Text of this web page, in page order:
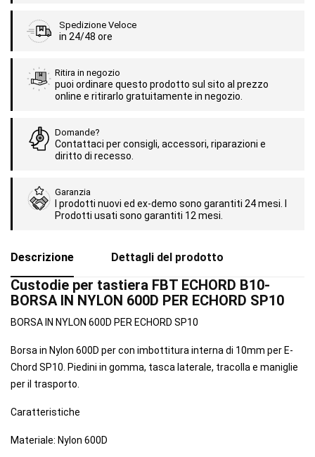
Spedizione Veloce
in 24/48 ore
Ritira in negozio
puoi ordinare questo prodotto sul sito al prezzo
online e ritirarlo gratuitamente in negozio.
Domande?
Contattaci per consigli, accessori, riparazioni e
diritto di recesso.
Garanzia
I prodotti nuovi ed ex-demo sono garantiti 24 mesi. I
Prodotti usati sono garantiti 12 mesi.
Descrizione Dettagli del prodotto
Custodie per tastiera FBT ECHORD B10-
BORSA IN NYLON 600D PER ECHORD SP10
BORSA IN NYLON 600D PER ECHORD SP10
Borsa in Nylon 600D per con imbottitura interna di 10mm per E-
Chord SP10. Piedini in gomma, tasca laterale, tracolla e maniglie
per il trasporto.
Caratteristiche
Materiale: Nylon 600D